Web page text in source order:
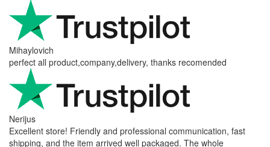
Mihaylovich
perfect all product,company,delivery, thanks recomended
Nerijus
Excellent store! Friendly and professional communication, fast
shipping, and the item arrived well packaged. The whole